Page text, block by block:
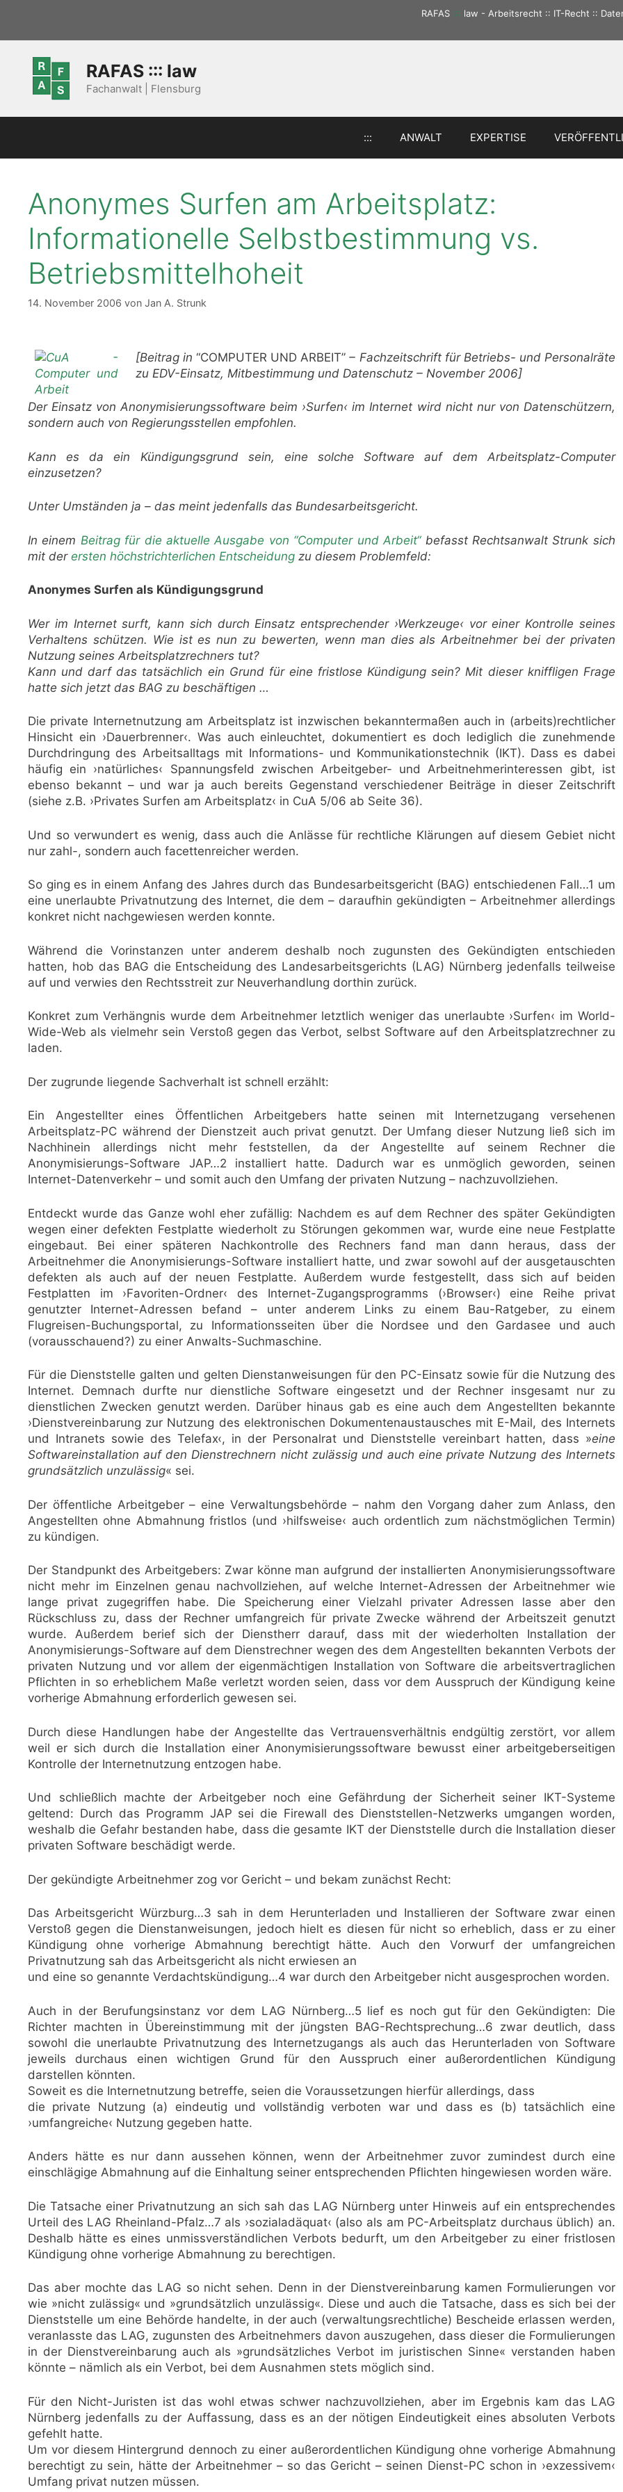
springen
RAFAS ::: law - Arbeitsrecht :: IT-Recht ::
RAFAS ::: law
Fachanwalt | Flensburg
::: ANWALT EXPERTISE
Anonymes Surfen am Arbeitsplatz:
Informationelle Selbstbestimmung vs.
Betriebsmittelhoheit
14. November 2006 von Jan A. Strunk
[Beitrag in“COMPUTER UND ARBEIT” – Fachzeitschrift für Betriebs- und Personalräte
zu EDV-Einsatz, Mitbestimmung und Datenschutz – November 2006]
Der Einsatz von Anonymisierungssoftware beim ›Surfen‹ im Internet wird nicht nur von Datenschützern,
sondern auch von Regierungsstellen empfohlen.
Kann es da ein Kündigungsgrund sein, eine solche Software auf dem Arbeitsplatz-Computer
einzusetzen?
Unter Umständen ja – das meint jedenfalls das Bundesarbeitsgericht.
In einem Beitrag für die aktuelle Ausgabe von “Computer und Arbeit“befasst Rechtsanwalt Strunk sich
mit der ersten höchstrichterlichen Entscheidung zu diesem Problemfeld:
Anonymes Surfen als Kündigungsgrund
Wer im Internet surft, kann sich durch Einsatz entsprechender ›Werkzeuge‹ vor einer Kontrolle seines
Verhaltens schützen. Wie ist es nun zu bewerten, wenn man dies als Arbeitnehmer bei der privaten
Nutzung seines Arbeitsplatzrechners tut?
Kann und darf das tatsächlich ein Grund für eine fristlose Kündigung sein? Mit dieser kniffligen Frage
hatte sich jetzt das BAG zu beschäftigen …
Die private Internetnutzung am Arbeitsplatz ist inzwischen bekanntermaßen auch in (arbeits)rechtlicher
Hinsicht ein ›Dauerbrenner‹. Was auch einleuchtet, dokumentiert es doch lediglich die zunehmende
Durchdringung des Arbeitsalltags mit Informations- und Kommunikationstechnik (IKT). Dass es dabei
häufig ein ›natürliches‹ Spannungsfeld zwischen Arbeitgeber- und Arbeitnehmerinteressen gibt, ist
ebenso bekannt – und war ja auch bereits Gegenstand verschiedener Beiträge in dieser Zeitschrift
(siehe z.B. ›Privates Surfen am Arbeitsplatz‹ in CuA 5/06 ab Seite 36).
Und so verwundert es wenig, dass auch die Anlässe für rechtliche Klärungen auf diesem Gebiet nicht
nur zahl-, sondern auch facettenreicher werden.
So ging es in einem Anfang des Jahres durch das Bundesarbeitsgericht (BAG) entschiedenen Fall…1 um
eine unerlaubte Privatnutzung des Internet, die dem – daraufhin gekündigten – Arbeitnehmer allerdings
konkret nicht nachgewiesen werden konnte.
Während die Vorinstanzen unter anderem deshalb noch zugunsten des Gekündigten entschieden
hatten, hob das BAG die Entscheidung des Landesarbeitsgerichts (LAG) Nürnberg jedenfalls teilweise
auf und verwies den Rechtsstreit zur Neuverhandlung dorthin zurück.
Konkret zum Verhängnis wurde dem Arbeitnehmer letztlich weniger das unerlaubte ›Surfen‹ im World-
Wide-Web als vielmehr sein Verstoß gegen das Verbot, selbst Software auf den Arbeitsplatzrechner zu
laden.
Der zugrunde liegende Sachverhalt ist schnell erzählt:
Ein Angestellter eines Öffentlichen Arbeitgebers hatte seinen mit Internetzugang versehenen
Arbeitsplatz-PC während der Dienstzeit auch privat genutzt. Der Umfang dieser Nutzung ließ sich im
Nachhinein allerdings nicht mehr feststellen, da der Angestellte auf seinem Rechner die
Anonymisierungs-Software JAP…2 installiert hatte. Dadurch war es unmöglich geworden, seinen
Internet-Datenverkehr – und somit auch den Umfang der privaten Nutzung – nachzuvollziehen.
Entdeckt wurde das Ganze wohl eher zufällig: Nachdem es auf dem Rechner des später Gekündigten
wegen einer defekten Festplatte wiederholt zu Störungen gekommen war, wurde eine neue Festplatte
eingebaut. Bei einer späteren Nachkontrolle des Rechners fand man dann heraus, dass der
Arbeitnehmer die Anonymisierungs-Software installiert hatte, und zwar sowohl auf der ausgetauschten
defekten als auch auf der neuen Festplatte. Außerdem wurde festgestellt, dass sich auf beiden
Festplatten im ›Favoriten-Ordner‹ des Internet-Zugangsprogramms (›Browser‹) eine Reihe privat
genutzter Internet-Adressen befand – unter anderem Links zu einem Bau-Ratgeber, zu einem
Flugreisen-Buchungsportal, zu Informationsseiten über die Nordsee und den Gardasee und auch
(vorausschauend?) zu einer Anwalts-Suchmaschine.
Für die Dienststelle galten und gelten Dienstanweisungen für den PC-Einsatz sowie für die Nutzung des
Internet. Demnach durfte nur dienstliche Software eingesetzt und der Rechner insgesamt nur zu
dienstlichen Zwecken genutzt werden. Darüber hinaus gab es eine auch dem Angestellten bekannte
›Dienstvereinbarung zur Nutzung des elektronischen Dokumentenaustausches mit E-Mail, des Internets
und Intranets sowie des Telefax‹, in der Personalrat und Dienststelle vereinbart hatten, dass »eine
Softwareinstallation auf den Dienstrechnern nicht zulässig und auch eine private Nutzung des Internets
grundsätzlich unzulässig« sei.
Der öffentliche Arbeitgeber – eine Verwaltungsbehörde – nahm den Vorgang daher zum Anlass, den
Angestellten ohne Abmahnung fristlos (und ›hilfsweise‹ auch ordentlich zum nächstmöglichen Termin)
zu kündigen.
Der Standpunkt des Arbeitgebers: Zwar könne man aufgrund der installierten Anonymisierungssoftware
nicht mehr im Einzelnen genau nachvollziehen, auf welche Internet-Adressen der Arbeitnehmer wie
lange privat zugegriffen habe. Die Speicherung einer Vielzahl privater Adressen lasse aber den
Rückschluss zu, dass der Rechner umfangreich für private Zwecke während der Arbeitszeit genutzt
wurde. Außerdem berief sich der Dienstherr darauf, dass mit der wiederholten Installation der
Anonymisierungs-Software auf dem Dienstrechner wegen des dem Angestellten bekannten Verbots der
privaten Nutzung und vor allem der eigenmächtigen Installation von Software die arbeitsvertraglichen
Pflichten in so erheblichem Maße verletzt worden seien, dass vor dem Ausspruch der Kündigung keine
vorherige Abmahnung erforderlich gewesen sei.
Durch diese Handlungen habe der Angestellte das Vertrauensverhältnis endgültig zerstört, vor allem
weil er sich durch die Installation einer Anonymisierungssoftware bewusst einer arbeitgeberseitigen
Kontrolle der Internetnutzung entzogen habe.
Und schließlich machte der Arbeitgeber noch eine Gefährdung der Sicherheit seiner IKT-Systeme
geltend: Durch das Programm JAP sei die Firewall des Dienststellen-Netzwerks umgangen worden,
weshalb die Gefahr bestanden habe, dass die gesamte IKT der Dienststelle durch die Installation dieser
privaten Software beschädigt werde.
Der gekündigte Arbeitnehmer zog vor Gericht – und bekam zunächst Recht:
Das Arbeitsgericht Würzburg…3 sah in dem Herunterladen und Installieren der Software zwar einen
Verstoß gegen die Dienstanweisungen, jedoch hielt es diesen für nicht so erheblich, dass er zu einer
Kündigung ohne vorherige Abmahnung berechtigt hätte. Auch den Vorwurf der umfangreichen
Privatnutzung sah das Arbeitsgericht als nicht erwiesen an
und eine so genannte Verdachtskündigung…4 war durch den Arbeitgeber nicht ausgesprochen worden.
Auch in der Berufungsinstanz vor dem LAG Nürnberg…5 lief es noch gut für den Gekündigten: Die
Richter machten in Übereinstimmung mit der jüngsten BAG-Rechtsprechung…6 zwar deutlich, dass
sowohl die unerlaubte Privatnutzung des Internetzugangs als auch das Herunterladen von Software
jeweils durchaus einen wichtigen Grund für den Ausspruch einer außerordentlichen Kündigung
darstellen könnten.
Soweit es die Internetnutzung betreffe, seien die Voraussetzungen hierfür allerdings, dass
die private Nutzung (a) eindeutig und vollständig verboten war und dass es (b) tatsächlich eine
›umfangreiche‹ Nutzung gegeben hatte.
Anders hätte es nur dann aussehen können, wenn der Arbeitnehmer zuvor zumindest durch eine
einschlägige Abmahnung auf die Einhaltung seiner entsprechenden Pflichten hingewiesen worden wäre.
Die Tatsache einer Privatnutzung an sich sah das LAG Nürnberg unter Hinweis auf ein entsprechendes
Urteil des LAG Rheinland-Pfalz…7 als ›sozialadäquat‹ (also als am PC-Arbeitsplatz durchaus üblich) an.
Deshalb hätte es eines unmissverständlichen Verbots bedurft, um den Arbeitgeber zu einer fristlosen
Kündigung ohne vorherige Abmahnung zu berechtigen.
Das aber mochte das LAG so nicht sehen. Denn in der Dienstvereinbarung kamen Formulierungen vor
wie »nicht zulässig« und »grundsätzlich unzulässig«. Diese und auch die Tatsache, dass es sich bei der
Dienststelle um eine Behörde handelte, in der auch (verwaltungsrechtliche) Bescheide erlassen werden,
veranlasste das LAG, zugunsten des Arbeitnehmers davon auszugehen, dass dieser die Formulierungen
in der Dienstvereinbarung auch als »grundsätzliches Verbot im juristischen Sinne« verstanden haben
könnte – nämlich als ein Verbot, bei dem Ausnahmen stets möglich sind.
Für den Nicht-Juristen ist das wohl etwas schwer nachzuvollziehen, aber im Ergebnis kam das LAG
Nürnberg jedenfalls zu der Auffassung, dass es an der nötigen Eindeutigkeit eines absoluten Verbots
gefehlt hatte.
Um vor diesem Hintergrund dennoch zu einer außerordentlichen Kündigung ohne vorherige Abmahnung
berechtigt zu sein, hätte der Arbeitnehmer – so das Gericht – seinen Dienst-PC schon in ›exzessivem‹
Umfang privat nutzen müssen.